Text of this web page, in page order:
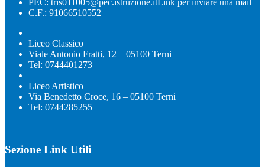
C.F.: 91066510552
Liceo Classico
Viale Antonio Fratti, 12 – 05100 Terni
Tel: 0744401273
Liceo Artistico
Via Benedetto Croce, 16 – 05100 Terni
Tel: 0744285255
Sezione Link Utili